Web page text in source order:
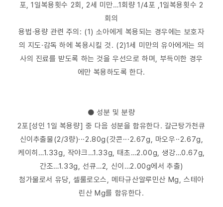
포, 1일복용횟수 2회, 2세 미만…1회량 1/4포 ,1일복용횟수 2
회의
용법·용량 관련 주의: (1) 소아에게 복용되는 경우에는 보호자
의 지도·감독 하에 복용시킬 것. (2)1세 미만의 유아에게는 의
사의 진료를 받도록 하는 것을 우선으로 하며, 부득이한 경우
에만 복용하도록 한다.
● 성분 및 분량
2포[성인 1일 복용량] 중 다음 성분을 함유한다. 갈근탕가천큐
신이추출물(2/3량)···2.80g(갓콘···2.67g, 마오우··2.67g,
케이히…1.33g, 작야크…1.33g, 태초…2.00g, 생강…0.67g,
간조…1.33g, 선큐…2, 신이…2.00g에서 추출)
첨가물로서 유당, 셀룰로오스, 메타규산알루민산 Mg, 스테아
린산 Mg를 함유한다.